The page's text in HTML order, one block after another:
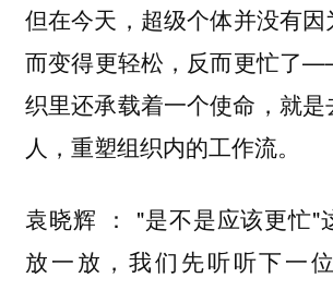
但在今天， 超级个体并没有
而变得更轻松，反而更忙了
织里还承载着一个使命，就
人，重塑组织内的工作流。
袁晓辉 ：
"是不是应该更忙"
放一放，我们先听听下一